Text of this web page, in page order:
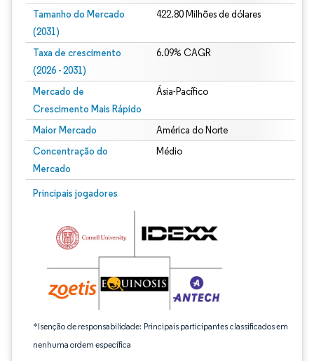
Tamanho do Mercado
(2031)
422.80 Milhões de dólares
Taxa de crescimento
(2026 - 2031)
6.09% CAGR
Mercado de
Crescimento Mais Rápido
Ásia-Pacífico
Maior Mercado América do Norte
Concentração do
Mercado
Médio
Principais jogadores
*Isenção de responsabilidade: Principais participantes classificados em
nenhuma ordem específica
Imagem © Mordor Intelligence. O reuso requer atribuição conforme CC BY 4.0.